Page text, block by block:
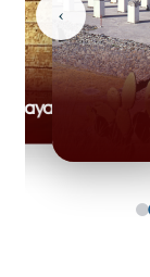
Mayas
‹